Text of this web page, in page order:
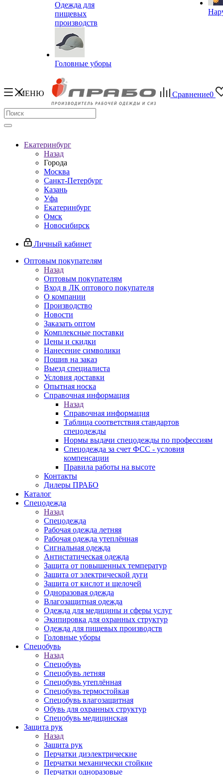
Одежда для
пищевых
производств
Головные уборы
МЕНЮ Сравнение0
Екатеринбург
Назад
Города
Москва
Санкт-Петербург
Казань
Уфа
Екатеринбург
Омск
Новосибирск
Личный кабинет
Оптовым покупателям
Назад
Оптовым покупателям
Вход в ЛК оптового покупателя
О компании
Производство
Новости
Заказать оптом
Комплексные поставки
Цены и скидки
Нанесение символики
Пошив на заказ
Выезд специалиста
Условия доставки
Опытная носка
Справочная информация
Назад
Справочная информация
Таблица соответствия стандартов
спецодежды
Нормы выдачи спецодежды по профессиям
Спецодежда за счет ФСС - условия
компенсации
Правила работы на высоте
Контакты
Дилеры ПРАБО
Каталог
Спецодежда
Назад
Спецодежда
Рабочая одежда летняя
Рабочая одежда утеплённая
Сигнальная одежда
Антистатическая одежда
Защита от повышенных температур
Защита от электрической дуги
Защита от кислот и щелочей
Одноразовая одежда
Влагозащитная одежда
Одежда для медицины и сферы услуг
Экипировка для охранных структур
Одежда для пищевых производств
Головные уборы
Спецобувь
Назад
Спецобувь
Спецобувь летняя
Спецобувь утеплённая
Спецобувь термостойкая
Спецобувь влагозащитная
Обувь для охранных структур
Спецобувь медицинская
Защита рук
Назад
Защита рук
Перчатки диэлектрические
Перчатки механически стойкие
Перчатки одноразовые